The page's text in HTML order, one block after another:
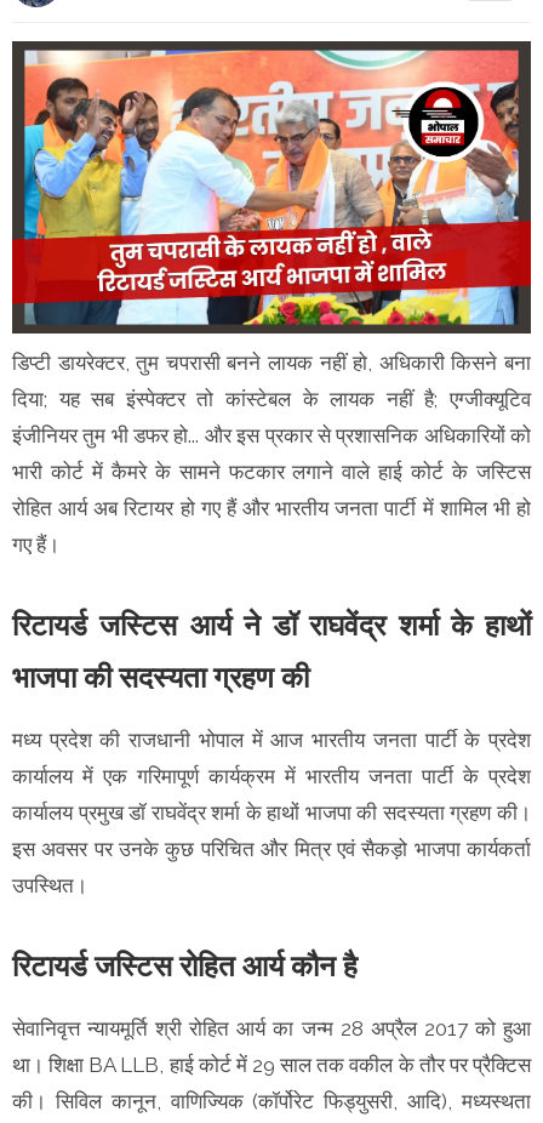
डिप्टी डायरेक्टर, तुम चपरासी बनने लायक नहीं हो, अधिकारी किसने बना
दिया; यह सब इंस्पेक्टर तो कांस्टेबल के लायक नहीं है; एग्जीक्यूटिव
इंजीनियर तुम भी डफर हो... और इस प्रकार से प्रशासनिक अधिकारियों को
भारी कोर्ट में कैमरे के सामने फटकार लगाने वाले हाई कोर्ट के जस्टिस
रोहित आर्य अब रिटायर हो गए हैं और भारतीय जनता पार्टी में शामिल भी हो
गए हैं।
रिटायर्ड जस्टिस आर्य ने डॉ राघवेंद्र शर्मा के हाथों
भाजपा की सदस्यता ग्रहण की
मध्य प्रदेश की राजधानी भोपाल में आज भारतीय जनता पार्टी के प्रदेश
कार्यालय में एक गरिमापूर्ण कार्यक्रम में भारतीय जनता पार्टी के प्रदेश
कार्यालय प्रमुख डॉ राघवेंद्र शर्मा के हाथों भाजपा की सदस्यता ग्रहण की।
इस अवसर पर उनके कुछ परिचित और मित्र एवं सैकड़ो भाजपा कार्यकर्ता
उपस्थित।
रिटायर्ड जस्टिस रोहित आर्य कौन है
सेवानिवृत्त न्यायमूर्ति श्री रोहित आर्य का जन्म 28 अप्रैल 2017 को हुआ
था। शिक्षा BA LLB, हाई कोर्ट में 29 साल तक वकील के तौर पर प्रैक्टिस
की। सिविल कानून, वाणिज्यिक (कॉर्पोरेट फिड्युसरी, आदि), मध्यस्थता